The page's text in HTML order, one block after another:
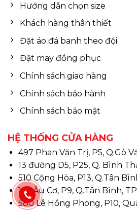
Hướng dẫn chọn size
Khách hàng thân thiết
Đặt áo đá banh theo đội
Đặt may đồng phục
Chính sách giao hàng
Chính sách bảo hành
Chính sách bảo mật
HỆ THỐNG CỬA HÀNG
497 Phan Văn Trị, P5, Q.Gò
13 đường D5, P25, Q. Bình
510 Cộng Hòa, P13, Q.Tân
146 Âu Cơ, P9, Q.Tân Bình,
580 Lê Hồng Phong, P10,